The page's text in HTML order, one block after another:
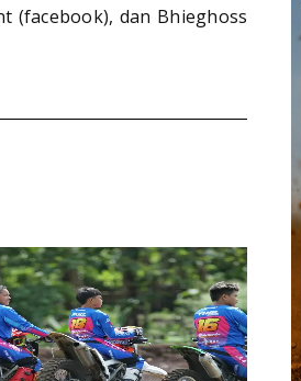
(facebook), dan Bhieghoss